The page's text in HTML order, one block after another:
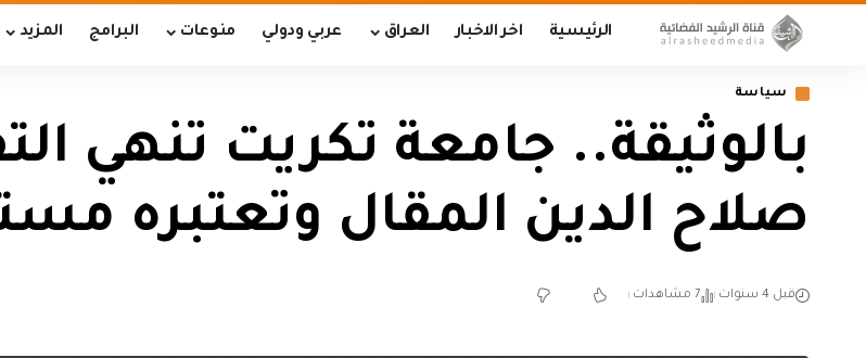
الرئيسية اخر الاخبار العراق عربي ودولي منوعات البرامج المزيد
سياسة
بالوثيقة.. جامعة تكريت تنهي
صلاح الدين المقال وتعتبره
قبل 4 سنوات 7 مشاهدات